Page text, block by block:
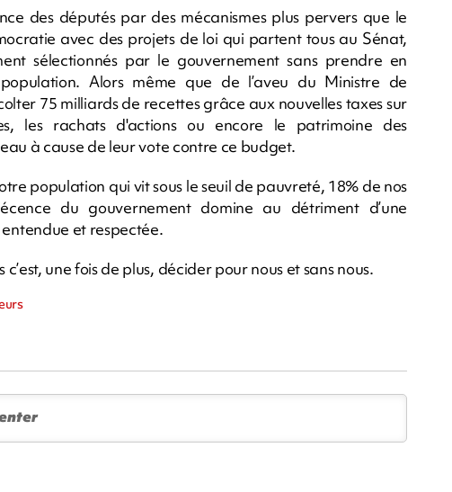
des députés par des mécanismes plus pervers que le
avec des projets de loi qui partent tous au Sénat,
sélectionnés par le gouvernement sans prendre en
Alors même que de l’aveu du Ministre de
75 milliards de recettes grâce aux nouvelles taxes sur
les rachats d'actions ou encore le patrimoine des
à cause de leur vote contre ce budget.
population qui vit sous le seuil de pauvreté, 18% de nos
du gouvernement domine au détriment d’une
et respectée.
une fois de plus, décider pour nous et sans nous.